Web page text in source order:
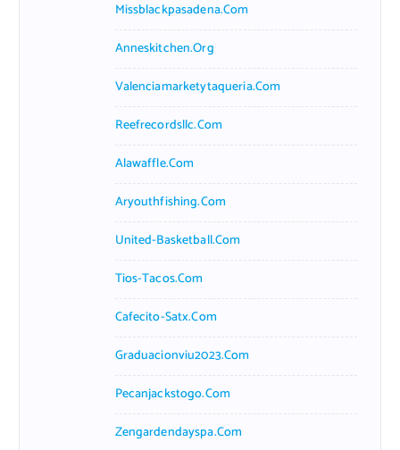
Missblackpasadena.com
Anneskitchen.org
Valenciamarketytaqueria.com
Reefrecordsllc.com
Alawaffle.com
Aryouthfishing.com
United-Basketball.com
Tios-Tacos.com
Cafecito-Satx.com
Graduacionviu2023.com
Pecanjackstogo.com
Zengardendayspa.com